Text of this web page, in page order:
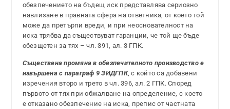
обезпечението на бъдещ иск представлява сериозно
навлизане в правната сфера на ответника, от което той
може да претърпи вреди, и при неоснователност на
иска трябва да съществуват гаранции, че той ще бъде
обезщетен за тях – чл. 391, ал. 3 ГПК.
Съществена промяна в обезпечителното производство е
извършена с параграф 9 ЗИДГПК, с който са добавени
изречения второ и трето в чл. 396, ал. 2 ГПК. Според
първото от тях при обжалване на определение, с което
е отказано обезпечение на иска, препис от частната